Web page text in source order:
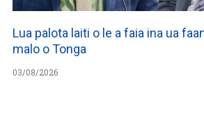
Lua palota laiti o le a faia ina ua
malo o Tonga
03/08/2026